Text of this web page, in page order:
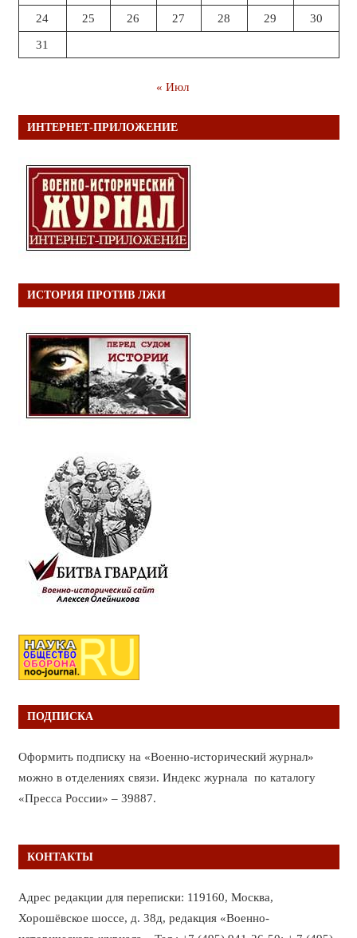
24 25 26 27 28 29 30
31
« Июл
ИНТЕРНЕТ-ПРИЛОЖЕНИЕ
ИСТОРИЯ ПРОТИВ ЛЖИ
ПОДПИСКА
Оформить подписку на «Военно-исторический журнал»
можно в отделениях связи. Индекс журнала по каталогу
«Пресса России» – 39887.
КОНТАКТЫ
Адрес редакции для переписки: 119160, Москва,
Хорошёвское шоссе, д. 38д, редакция «Военно-